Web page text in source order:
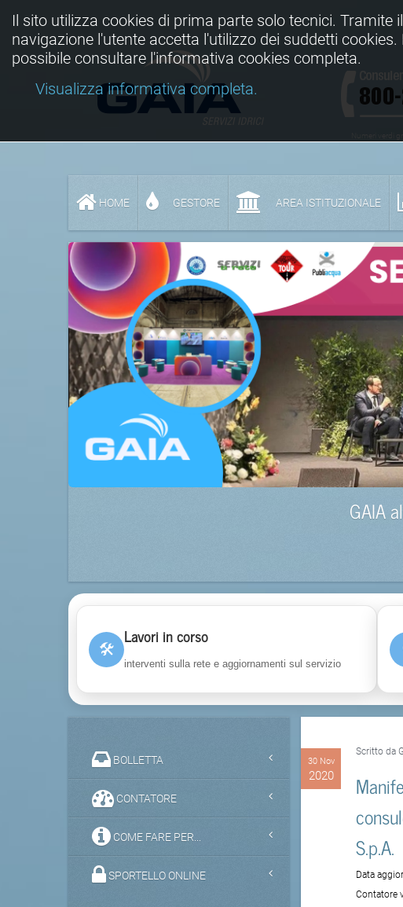
HOME GESTORE AREA ISTITUZIONALE
GAIA
🛠
Lavori in corso
interventi sulla rete e aggiornamenti sul servizio
30 Nov
2020
Scritto da
S.p.A.
Data
Contatore
BOLLETTA
CONTATORE
COME FARE PER...
SPORTELLO ONLINE
Il sito utilizza cookies di prima parte solo tecnici.
navigazione l'utente accetta l'utilizzo dei suddetti
possibile consultare l'informativa cookies completa.
Visualizza informativa completa.